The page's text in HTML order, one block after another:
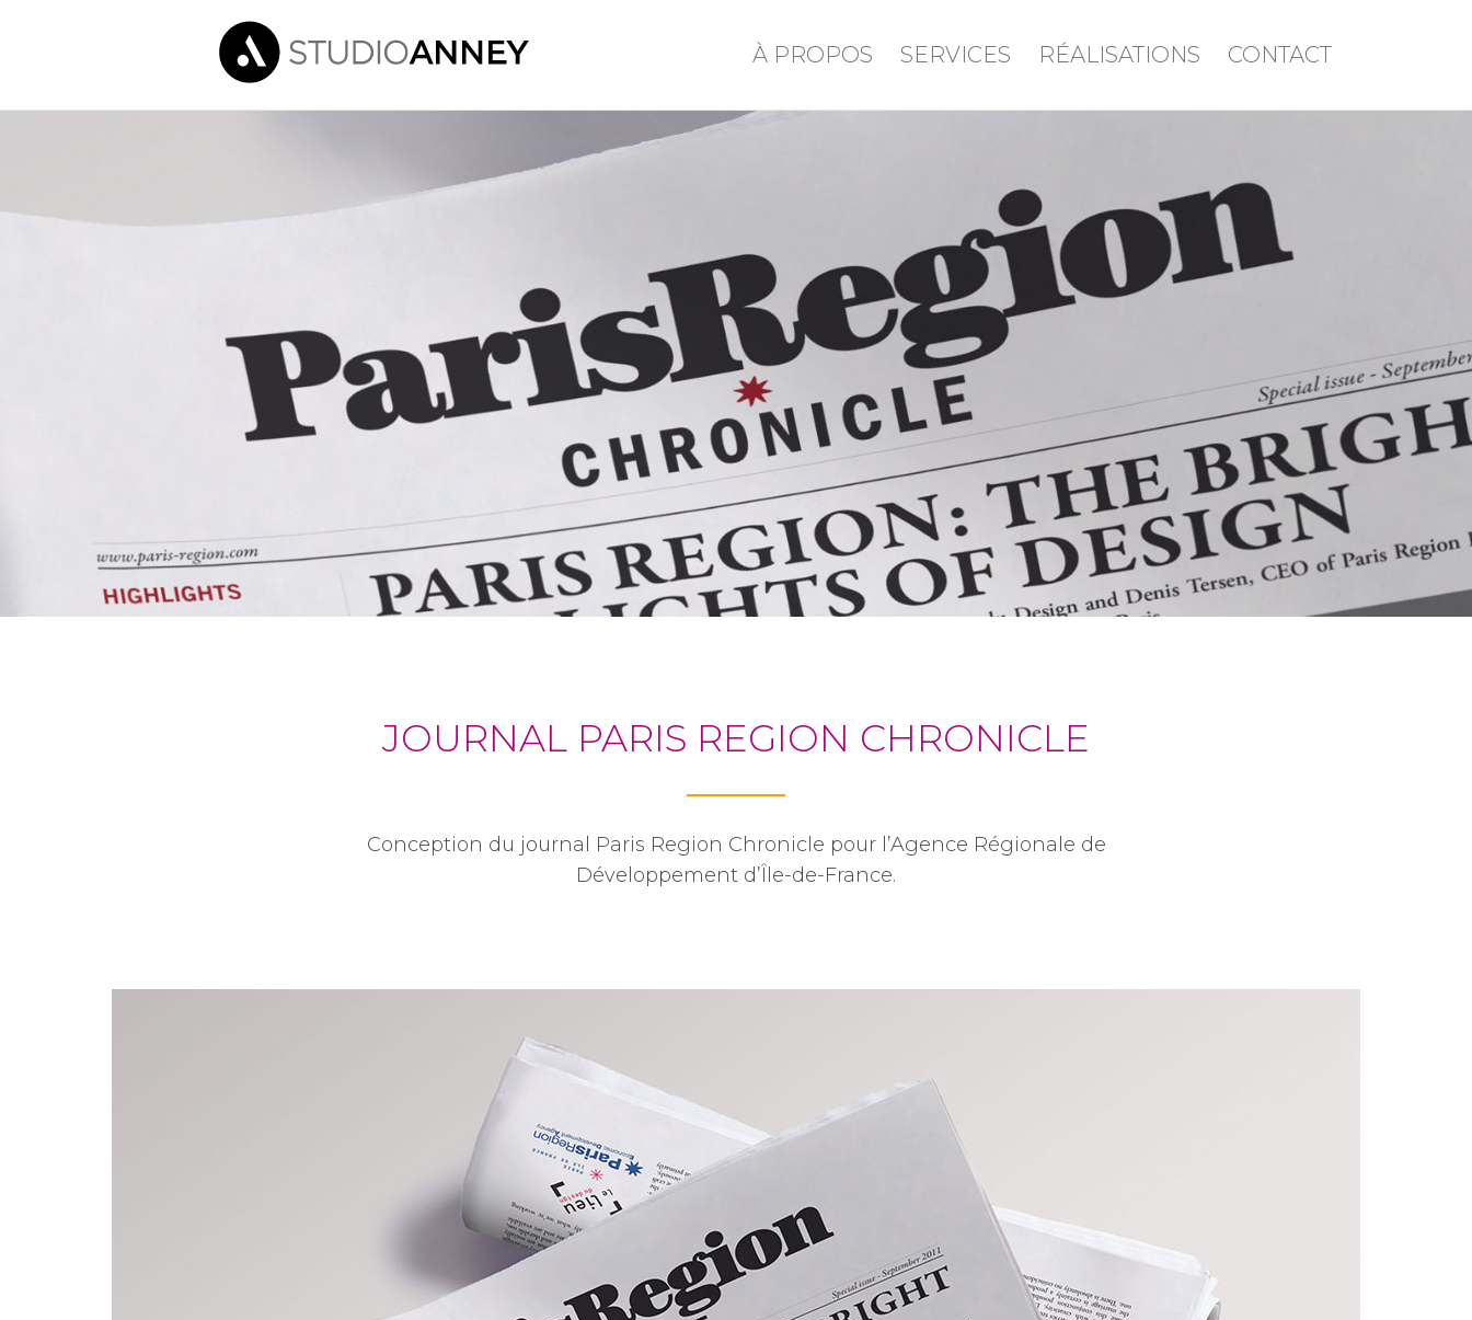
À PROPOS SERVICES RÉALISATIONS CONTACT
JOURNAL PARIS REGION CHRONICLE
Conception du journal Paris Region Chronicle pour l’Agence Régionale de
Développement d’Île-de-France.